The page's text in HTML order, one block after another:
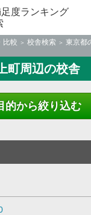
度ランキング
比較 校舎検索
東京都
町周辺の校舎
的から絞り込む